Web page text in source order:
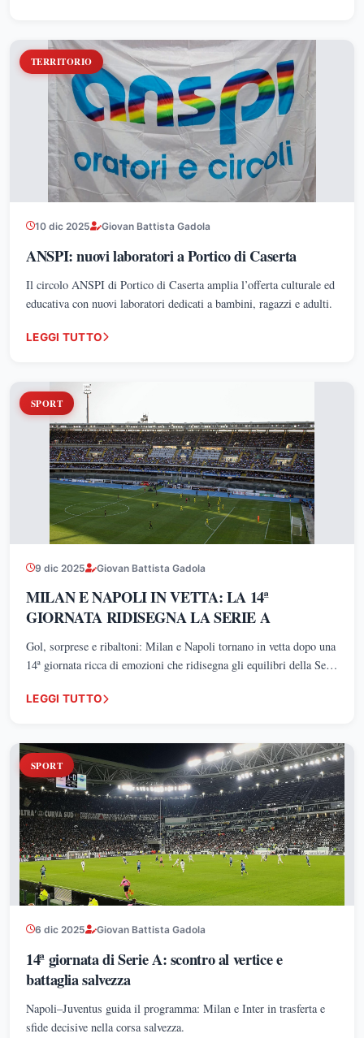
TERRITORIO
10 dic 2025 Giovan Battista Gadola
ANSPI: nuovi laboratori a Portico di Caserta
Il circolo ANSPI di Portico di Caserta amplia l’offerta culturale ed
educativa con nuovi laboratori dedicati a bambini, ragazzi e adulti.
LEGGI TUTTO
SPORT
9 dic 2025 Giovan Battista Gadola
MILAN E NAPOLI IN VETTA: LA 14ª
GIORNATA RIDISEGNA LA SERIE A
Gol, sorprese e ribaltoni: Milan e Napoli tornano in vetta dopo una
14ª giornata ricca di emozioni che ridisegna gli equilibri della Serie
LEGGI TUTTO
SPORT
6 dic 2025 Giovan Battista Gadola
14ª giornata di Serie A: scontro al vertice e
battaglia salvezza
Napoli–Juventus guida il programma: Milan e Inter in trasferta e
sfide decisive nella corsa salvezza.